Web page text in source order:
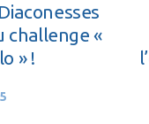
challenge «
» !